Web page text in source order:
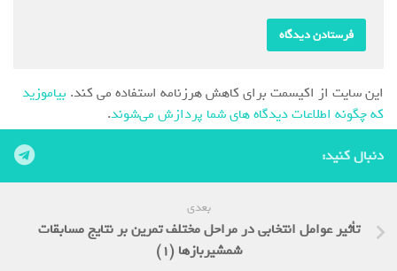
این سایت از اکیسمت برای کاهش هرزنامه استفاده می کند. بیاموزید
که چگونه اطلاعات دیدگاه های شما پردازش می‌شوند.
دنبال کنید:
بعدی
تأثیر عوامل انتخابی در مراحل مختلف تمرین بر نتایج مسابقات
شمشیربازها (1)